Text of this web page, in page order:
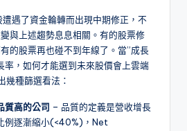
遇了資金輪轉而出現中期修正，不
與上述趨勢息息相關。有的股票修
的股票再也碰不到年線了。當”成長
率，如何才能選到未來股價會上雲端
幾種篩選看法：
質高的公司 – 品質的定義是營收增長
例逐漸縮小(<40%)，Net